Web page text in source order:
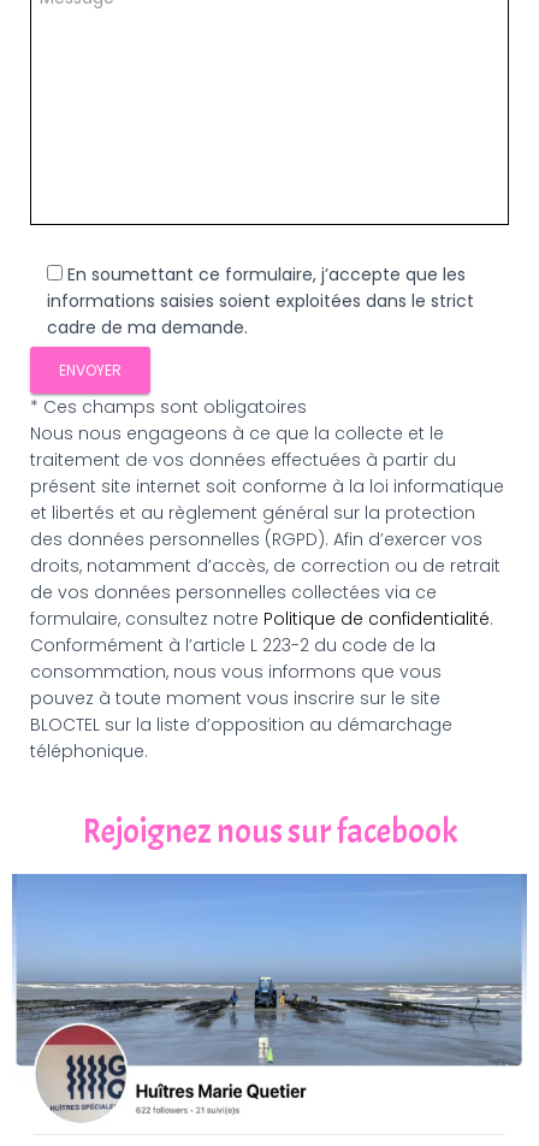
En soumettant ce formulaire, j’accepte que les
informations saisies soient exploitées dans le strict
cadre de ma demande.
* Ces champs sont obligatoires
Nous nous engageons à ce que la collecte et le
traitement de vos données effectuées à partir du
présent site internet soit conforme à la loi informatique
et libertés et au règlement général sur la protection
des données personnelles (RGPD). Afin d’exercer vos
droits, notamment d’accès, de correction ou de retrait
de vos données personnelles collectées via ce
formulaire, consultez notre Politique de confidentialité.
Conformément à l’article L 223-2 du code de la
consommation, nous vous informons que vous
pouvez à toute moment vous inscrire sur le site
BLOCTEL sur la liste d’opposition au démarchage
téléphonique.
Rejoignez nous sur facebook